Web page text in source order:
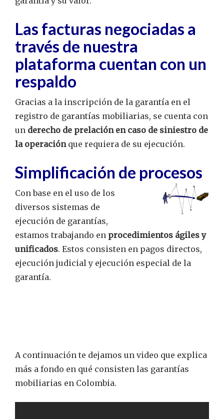
Las facturas negociadas a
través de nuestra
plataforma cuentan con un
respaldo
Gracias a la inscripción de la garantía en el
registro de garantías mobiliarias, se cuenta con
un derecho de prelación en caso de siniestro de
la operaciónque requiera de su ejecución.
Simplificación de procesos
Con base en el uso de los
diversos sistemas de
ejecución de garantías,
estamos trabajando en procedimientos ágiles y
unificados. Estos consisten en pagos directos,
ejecución judicial y ejecución especial de la
garantía.
A continuación te dejamos un video que explica
más a fondo en qué consisten las garantías
mobiliarias en Colombia.